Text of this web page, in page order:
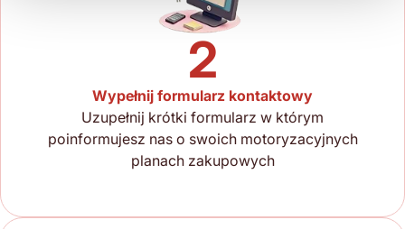
2
Wypełnij formularz kontaktowy
Uzupełnij krótki formularz w którym
poinformujesz nas o swoich motoryzacyjnych
planach zakupowych